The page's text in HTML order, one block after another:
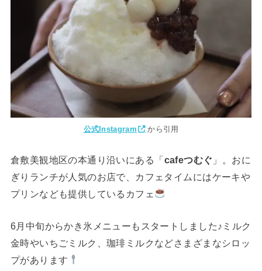
公式Instagram から引用
倉敷美観地区の本通り沿いにある「cafeつむぐ 」。おに
ぎりランチが人気のお店で、カフェタイムにはケーキや
プリンなども提供しているカフェ
6月中旬からかき氷メニューもスタートしました♪ミルク
金時やいちごミルク、珈琲ミルクなどさまざまなシロッ
プがあります